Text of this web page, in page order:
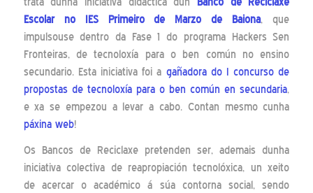
Escolar no IES Primeiro de Marzo de Baiona, que
impulsouse dentro da Fase 1 do programa Hackers Sen
Fronteiras, de tecnoloxía para o ben común no ensino
secundario. Esta iniciativa foi a gañadora do I concurso de
propostas de tecnoloxía para o ben común en secundaria,
e xa se empezou a levar a cabo. Contan mesmo cunha
páxina web!
Os Bancos de Reciclaxe pretenden ser, ademais dunha
iniciativa colectiva de reapropiación tecnolóxica, un xeito
de acercar o académico á súa contorna social, sendo